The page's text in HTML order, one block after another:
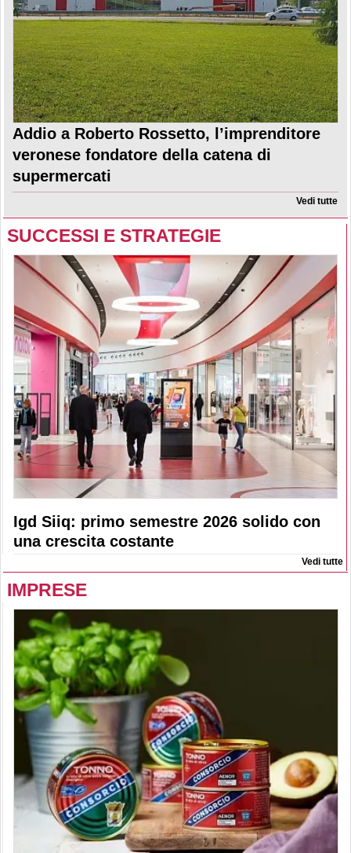
Addio a Roberto Rossetto, l’imprenditore
veronese fondatore della catena di
supermercati
Vedi tutte
SUCCESSI E STRATEGIE
Igd Siiq: primo semestre 2026 solido con
una crescita costante
Vedi tutte
IMPRESE